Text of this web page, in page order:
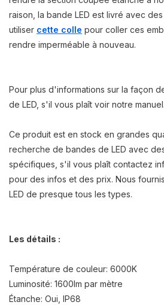
raison , la bande LED est livré avec des
utiliser cette colle pour coller ces
rendre imperméable à nouveau.
Pour plus d'informations sur la façon
de LED, s'il vous plaît voir notre manuel.
Ce produit est en stock en grandes
recherche de bandes de LED avec
spécifiques, s'il vous plaît contactez
pour des infos et des prix. Nous
LED de presque tous les types.
Les détails :
Température de couleur: 6000K
Luminosité: 1600lm par mètre
Étanche: Oui, IP68